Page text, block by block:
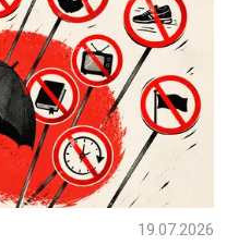
19.07.2026